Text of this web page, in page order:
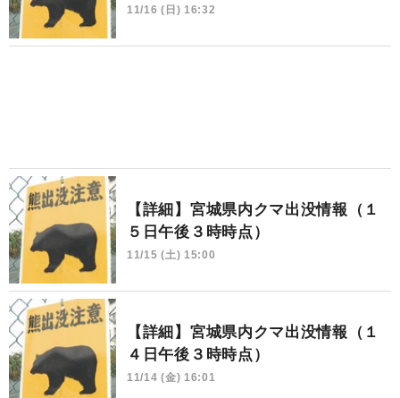
11/16 (日) 16:32
【詳細】宮城県内クマ出没情報（１
５日午後３時時点）
11/15 (土) 15:00
【詳細】宮城県内クマ出没情報（１
４日午後３時時点）
11/14 (金) 16:01